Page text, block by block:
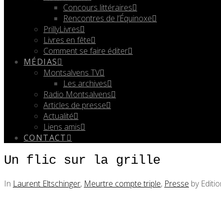
Concours littéraires
Rencontres de l’Équinoxe
PrillyLivres
Livres en fête
Comment se faire éditer
MÉDIAS
Montsalvens TV
Les archives
Radio Montsalvens
Articles de presse
Actualité
Liens amis
CONTACT
Un flic sur la grille
In Laurent Eltschinger, Meurtre compte triple, Presse by